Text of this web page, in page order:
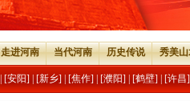
走进河南 当代河南 历史传说 秀美
[安阳] [新乡] [焦作] [濮阳] [鹤壁] [许昌]